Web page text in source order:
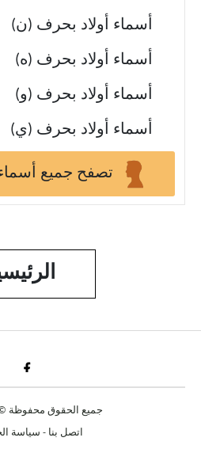
أسماء أولاد بحرف (ن)
أسماء أولاد بحرف (ه)
أسماء أولاد بحرف (و)
أسماء أولاد بحرف (ي)
تصفح جميع أسماء
Fac
جميع الحقوق محفوظة ©
اتصل بنا - سياسة